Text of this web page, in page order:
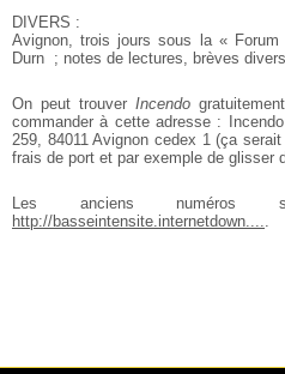
DIVERS :
Avignon, trois jours sous la «
Durn ; notes de lectures, brèves
On peut trouver Incendo
commander à cette adresse :
259, 84011 Avignon cedex 1 (ça
frais de port et par exemple de glisser
Les anciens numéros
http://basseintensite.internetdown.....